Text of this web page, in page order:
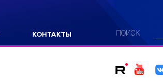
КОНТАКТЫ ПОИСК